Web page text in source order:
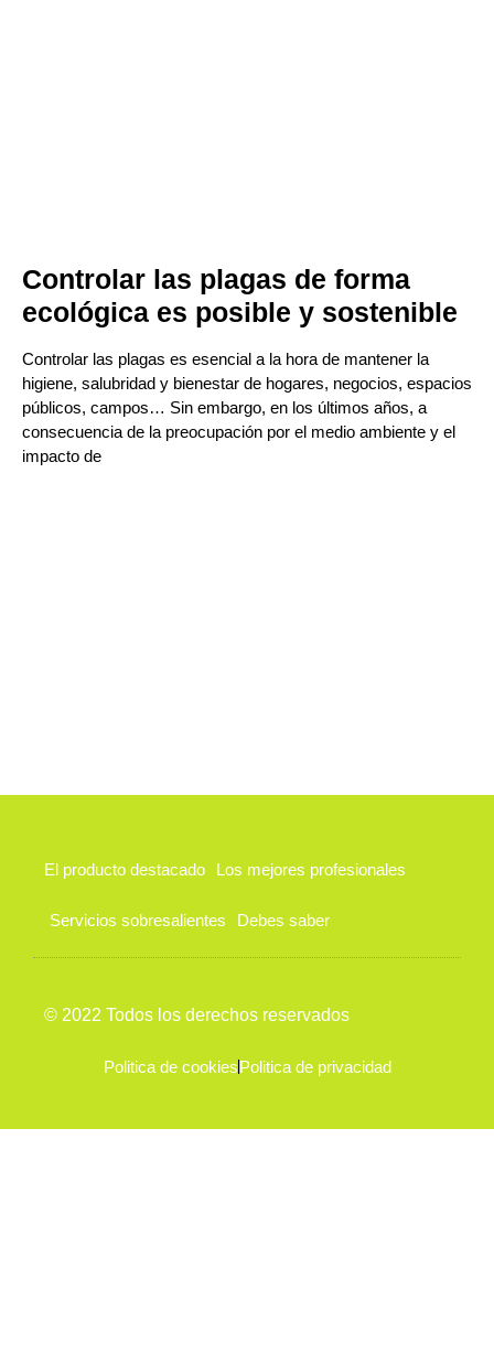
Controlar las plagas de forma
ecológica es posible y sostenible
Controlar las plagas es esencial a la hora de mantener la
higiene, salubridad y bienestar de hogares, negocios, espacios
públicos, campos… Sin embargo, en los últimos años, a
consecuencia de la preocupación por el medio ambiente y el
impacto de
El producto destacado Los mejores profesionales
Servicios sobresalientes Debes saber
© 2022 Todos los derechos reservados
Politica de cookiesPolitica de privacidad